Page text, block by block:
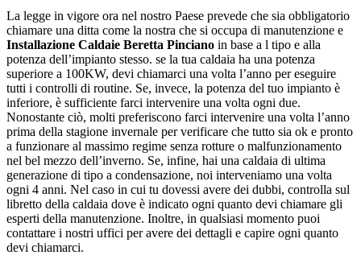
La legge in vigore ora nel nostro Paese prevede che sia obbligatorio
chiamare una ditta come la nostra che si occupa di manutenzione e
Installazione Caldaie Beretta Pinciano in base a l tipo e alla
potenza dell’impianto stesso. se la tua caldaia ha una potenza
superiore a 100KW, devi chiamarci una volta l’anno per eseguire
tutti i controlli di routine. Se, invece, la potenza del tuo impianto è
inferiore, è sufficiente farci intervenire una volta ogni due.
Nonostante ciò, molti preferiscono farci intervenire una volta l’anno
prima della stagione invernale per verificare che tutto sia ok e pronto
a funzionare al massimo regime senza rotture o malfunzionamento
nel bel mezzo dell’inverno. Se, infine, hai una caldaia di ultima
generazione di tipo a condensazione, noi interveniamo una volta
ogni 4 anni. Nel caso in cui tu dovessi avere dei dubbi, controlla sul
libretto della caldaia dove è indicato ogni quanto devi chiamare gli
esperti della manutenzione. Inoltre, in qualsiasi momento puoi
contattare i nostri uffici per avere dei dettagli e capire ogni quanto
devi chiamarci.